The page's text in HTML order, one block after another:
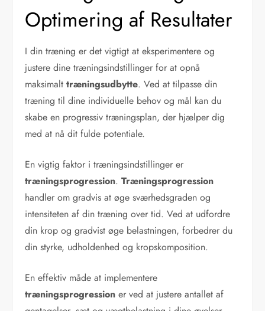
Optimering af Resultater
I din træning er det vigtigt at eksperimentere og
justere dine træningsindstillinger for at opnå
maksimalttræningsudbytte. Ved at tilpasse din
træning til dine individuelle behov og mål kan du
skabe en progressiv træningsplan, der hjælper dig
med at nå dit fulde potentiale.
En vigtig faktor i træningsindstillinger er
træningsprogression.Træningsprogression
handler om gradvis at øge sværhedsgraden og
intensiteten af din træning over tid. Ved at udfordre
din krop og gradvist øge belastningen, forbedrer du
din styrke, udholdenhed og kropskomposition.
En effektiv måde at implementere
træningsprogression er ved at justere antallet af